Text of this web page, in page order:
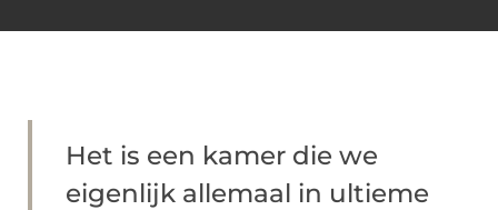
Het is een kamer die we
eigenlijk allemaal in ultieme